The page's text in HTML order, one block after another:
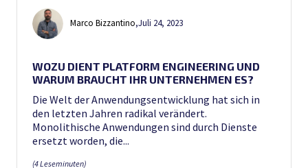
Marco Bizzantino,Juli 24, 2023
WOZU DIENT PLATFORM ENGINEERING UND
WARUM BRAUCHT IHR UNTERNEHMEN ES?
Die Welt der Anwendungsentwicklung hat sich in
den letzten Jahren radikal verändert.
Monolithische Anwendungen sind durch Dienste
ersetzt worden, die...
(4 Leseminuten)